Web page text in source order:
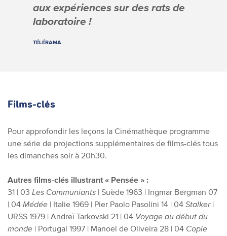
aux expériences sur des rats de
laboratoire !
TÉLÉRAMA
Films-clés
Pour approfondir les leçons la Cinémathèque programme
une série de projections supplémentaires de films-clés tous
les dimanches soir à 20h30.
Autres films-clés illustrant « Pensée » :
31 | 03 Les Communiants | Suède 1963 | Ingmar Bergman 07
| 04 Médée | Italie 1969 | Pier Paolo Pasolini 14 | 04 Stalker |
URSS 1979 | Andreï Tarkovski 21 | 04 Voyage au début du
monde | Portugal 1997 | Manoel de Oliveira 28 | 04 Copie